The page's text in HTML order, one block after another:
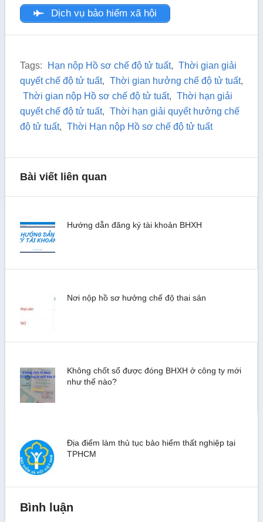
Dịch vụ bảo hiểm xã hội
Tags: Hạn nộp Hồ sơ chế độ tử tuất, Thời gian giải
quyết chế độ tử tuất, Thời gian hưởng chế độ tử tuất,
Thời gian nộp Hồ sơ chế độ tử tuất, Thời hạn giải
quyết chế độ tử tuất, Thời hạn giải quyết hưởng chế
độ tử tuất, Thời Hạn nộp Hồ sơ chế độ tử tuất
Bài viết liên quan
Hướng dẫn đăng ký tài khoản BHXH
Nơi nộp hồ sơ hưởng chế độ thai sản
Không chốt sổ được đóng BHXH ở công ty mới
như thế nào?
Địa điểm làm thủ tục bảo hiểm thất nghiệp tại
TPHCM
Bình luận